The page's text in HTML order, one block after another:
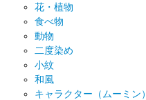
花・植物
食べ物
動物
二度染め
小紋
和風
キャラクター（ムーミン）